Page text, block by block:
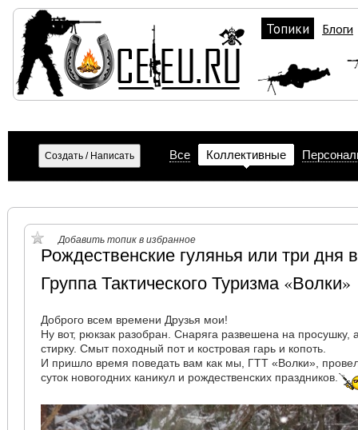
Топики Блоги
Все Коллективные
Добавить топик в избранное
Рождественские гулянья или три дня
Группа Тактического Туризма «Волки»
Доброго всем времени Друзья мои!
Ну вот, рюкзак разобран. Снаряга развешена на просушку,
стирку. Смыт походный пот и костровая гарь и копоть.
И пришло время поведать вам как мы, ГТТ «Волки»,
суток новогодних каникул и рождественских праздников.